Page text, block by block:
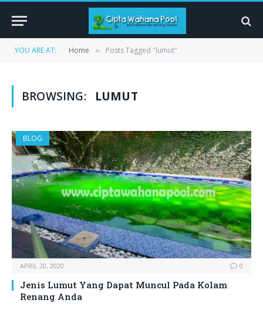
YOU ARE AT: Home » Posts Tagged "lumut"
BROWSING: LUMUT
BLOG
APRIL 20, 2020 0
Jenis Lumut Yang Dapat Muncul Pada Kolam
Renang Anda